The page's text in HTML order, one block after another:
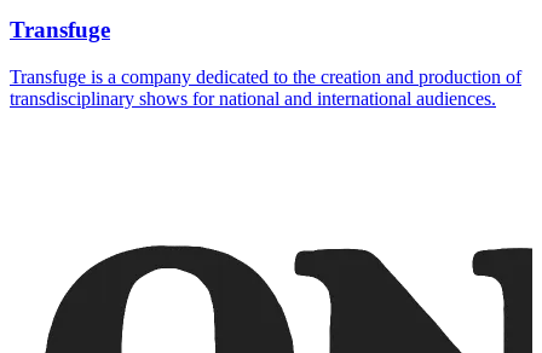
Transfuge
Transfuge is a company dedicated to the creation and production of
transdisciplinary shows for national and international audiences.